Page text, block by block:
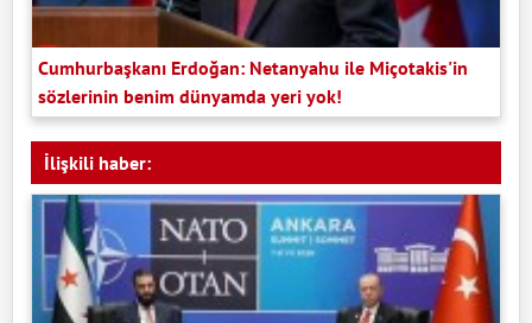
Cumhurbaşkanı Erdoğan: Netanyahu ile Miçotakis'in
sözlerinin benim dünyamda yeri yok!
İlişkili haber: